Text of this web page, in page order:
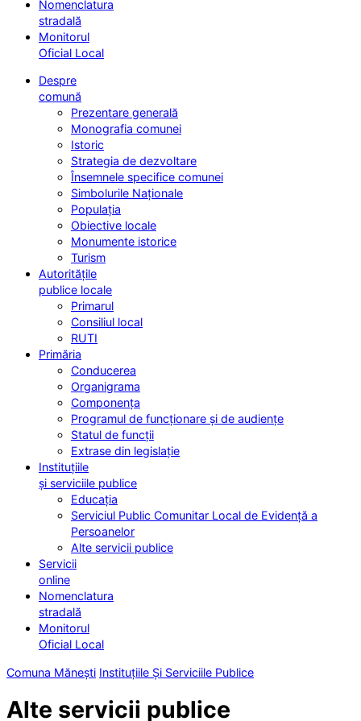
Nomenclatura
stradală
Monitorul
Oficial Local
Despre
comună
Prezentare generală
Monografia comunei
Istoric
Strategia de dezvoltare
Însemnele specifice comunei
Simbolurile Naționale
Populația
Obiective locale
Monumente istorice
Turism
Autoritățile
publice locale
Primarul
Consiliul local
RUTI
Primăria
Conducerea
Organigrama
Componența
Programul de funcționare și de audiențe
Statul de funcții
Extrase din legislație
Instituțiile
și serviciile publice
Educația
Serviciul Public Comunitar Local de Evidență a
Persoanelor
Alte servicii publice
Servicii
online
Nomenclatura
stradală
Monitorul
Oficial Local
Comuna Mănești Instituțiile Și Serviciile Publice
Alte servicii publice